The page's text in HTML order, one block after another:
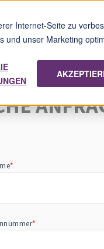
Internet-Seite zu
und unser Marketing
STANDORTE
*
*